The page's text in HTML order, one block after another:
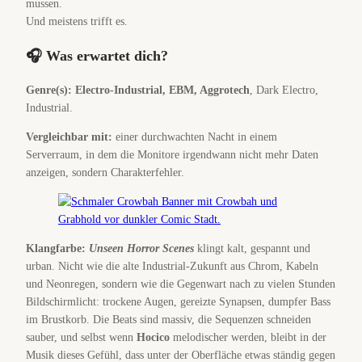
mussen.
Und meistens trifft es.
🎧 Was erwartet dich?
Genre(s): Electro-Industrial, EBM, Aggrotech , Dark Electro,
Industrial.
Vergleichbar mit: einer durchwachten Nacht in einem
Serverraum, in dem die Monitore irgendwann nicht mehr Daten
anzeigen, sondern Charakterfehler.
Klangfarbe: Unseen Horror Scenes klingt kalt, gespannt und
urban. Nicht wie die alte Industrial-Zukunft aus Chrom, Kabeln
und Neonregen, sondern wie die Gegenwart nach zu vielen Stunden
Bildschirmlicht: trockene Augen, gereizte Synapsen, dumpfer Bass
im Brustkorb. Die Beats sind massiv, die Sequenzen schneiden
sauber, und selbst wenn Hocico melodischer werden, bleibt in der
Musik dieses Gefühl, dass unter der Oberfläche etwas ständig gegen